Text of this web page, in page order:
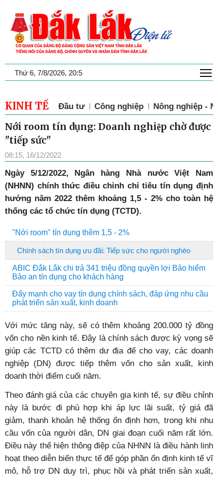
Thứ 6, 7/8/2026, 20:5
KINH TẾ Đầu tư Công nghiệp Nông nghiệp -
Nới room tín dụng: Doanh nghiệp chờ được
"tiếp sức"
08:15, 16/12/2022
Ngày 5/12/2022, Ngân hàng Nhà nước Việt Nam
(NHNN) chính thức điều chỉnh chỉ tiêu tín dụng định
hướng năm 2022 thêm khoảng 1,5 - 2% cho toàn hệ
thống các tổ chức tín dụng (TCTD).
"Nới room" tín dụng thêm 1,5 - 2%
Chính sách tín dụng ưu đãi: Tiếp sức cho người nghèo
ABIC Đắk Lắk chi trả 341 triệu đồng quyền lợi Bảo hiểm
Bảo an tín dụng cho khách hàng
Đẩy mạnh cho vay tín dụng chính sách, đáp ứng nhu cầu
phát triển sản xuất, kinh doanh
Với mức tăng này, sẽ có thêm khoảng 200.000 tỷ đồng
vốn cho nền kinh tế. Đây là chính sách được kỳ vọng sẽ
giúp các TCTD có thêm dư địa để cho vay, các doanh
nghiệp (DN) được tiếp thêm vốn cho sản xuất, kinh
doanh thời điểm cuối năm.
Theo đánh giá của các chuyên gia kinh tế, sự điều chỉnh
này là bước đi phù hợp khi áp lực lãi suất, tỷ giá đã
giảm, thanh khoản hệ thống ổn định hơn, trong khi nhu
cầu vốn của người dân, DN giai đoạn cuối năm rất lớn.
Điều này thể hiện thông điệp của NHNN là điều hành linh
hoạt theo diễn biến thực tế để góp phần ổn định kinh tế vĩ
mô, hỗ trợ DN duy trì, phục hồi và phát triển sản xuất,